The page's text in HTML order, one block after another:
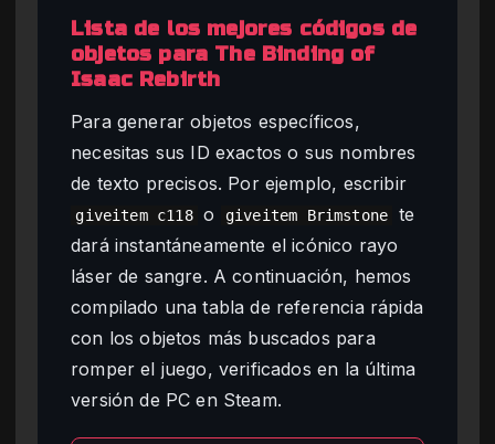
Lista de los mejores códigos de
objetos para The Binding of
Isaac Rebirth
Para generar objetos específicos,
necesitas sus ID exactos o sus nombres
de texto precisos. Por ejemplo, escribir
giveitem c118 o giveitem Brimstone
te
dará instantáneamente el icónico rayo
láser de sangre. A continuación, hemos
compilado una tabla de referencia rápida
con los objetos más buscados para
romper el juego, verificados en la última
versión de PC en Steam.